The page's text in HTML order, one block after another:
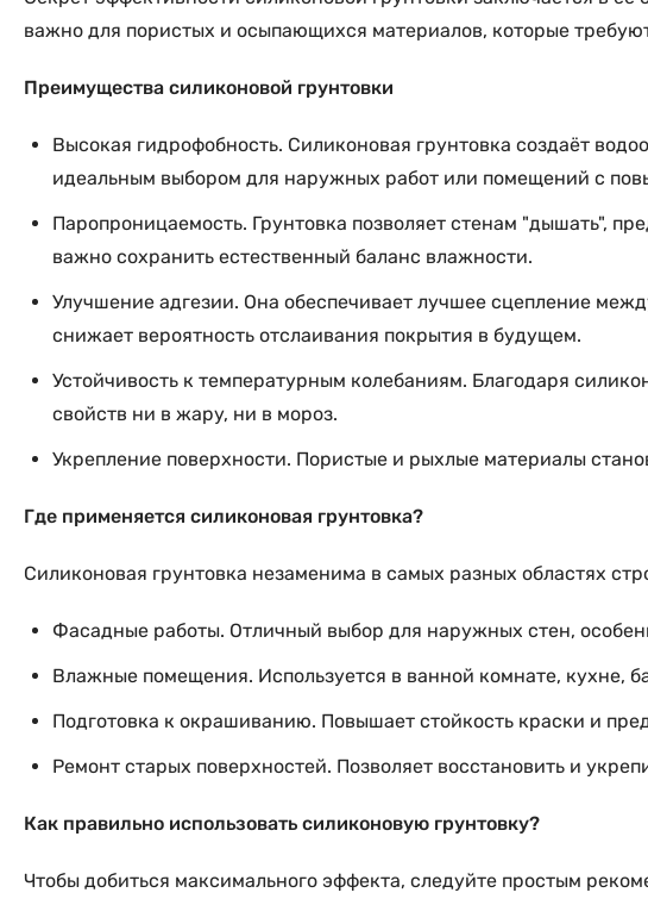
важно для пористых и осыпающихся материалов, которые
Преимущества силиконовой грунтовки
Высокая гидрофобность. Силиконовая грунтовка создаёт
идеальным выбором для наружных работ или помещений с
Паропроницаемость. Грунтовка позволяет стенам "дышать",
важно сохранить естественный баланс влажности.
Улучшение адгезии. Она обеспечивает лучшее сцепление
снижает вероятность отслаивания покрытия в будущем.
Устойчивость к температурным колебаниям. Благодаря
свойств ни в жару, ни в мороз.
Укрепление поверхности. Пористые и рыхлые материалы
Где применяется силиконовая грунтовка?
Силиконовая грунтовка незаменима в самых разных областях
Фасадные работы. Отличный выбор для наружных стен,
Влажные помещения. Используется в ванной комнате, кухне,
Подготовка к окрашиванию. Повышает стойкость краски и
Ремонт старых поверхностей. Позволяет восстановить и
Как правильно использовать силиконовую грунтовку?
Чтобы добиться максимального эффекта, следуйте простым